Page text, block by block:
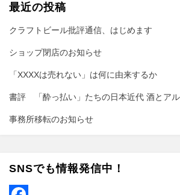
最近の投稿
クラフトビール批評通信、はじめます
ショップ閉店のお知らせ
「XXXXは売れない」は何に由来するか
書評 「酔っ払い」たちの日本近代 酒とア
事務所移転のお知らせ
SNSでも情報発信中！